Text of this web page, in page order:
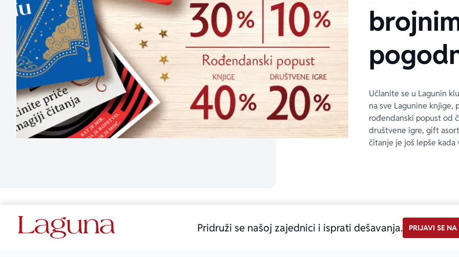
Učlanite se u Lagunin
na sve Lagunine knjige,
rođendanski popust od
društvene igre, gift
čitanje je još lepše kada
Pridruži se našoj zajednici i isprati dešavanja. PRIJAVI SE NA